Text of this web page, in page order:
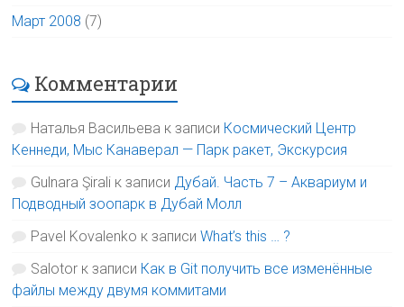
Март 2008 (7)
Комментарии
Наталья Васильева к записи Космический Центр
Кеннеди, Мыс Канаверал — Парк ракет, Экскурсия
Gulnara Şirali к записи Дубай. Часть 7 – Аквариум и
Подводный зоопарк в Дубай Молл
Pavel Kovalenko к записиWhat’s this … ?
Salotor к записи Как в Git получить все изменённые
файлы между двумя коммитами